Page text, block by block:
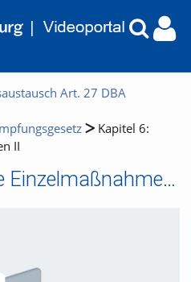
Art. 27 DBA
Kapitel 6:
II
Kapitel 6: Geplante Einzelmaßnahmen II